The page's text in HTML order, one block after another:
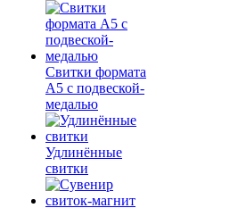
Свитки формата
А5 с подвеской-
медалью
Удлинённые
свитки